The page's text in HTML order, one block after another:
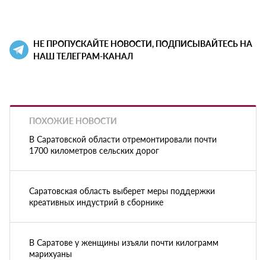
НЕ ПРОПУСКАЙТЕ НОВОСТИ, ПОДПИСЫВАЙТЕСЬ НА
НАШ ТЕЛЕГРАМ-КАНАЛ
ПОХОЖИЕ НОВОСТИ
В Саратовской области отремонтировали почти
1700 километров сельских дорог
Саратовская область выберет меры поддержки
креативных индустрий в сборнике
В Саратове у женщины изъяли почти килограмм
марихуаны